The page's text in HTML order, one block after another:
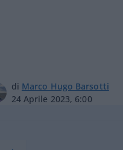
di Marco Hugo Barsotti
24 Aprile 2023, 6:00